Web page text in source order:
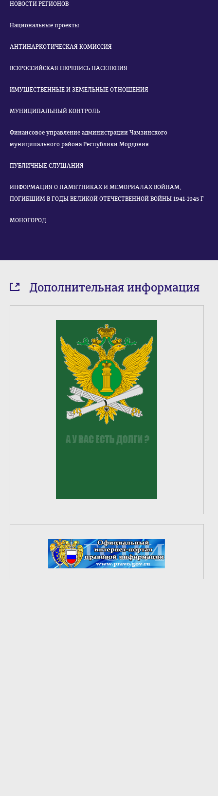
НОВОСТИ РЕГИОНОВ
Национальные проекты
АНТИНАРКОТИЧЕСКАЯ КОМИССИЯ
ВСЕРОССИЙСКАЯ ПЕРЕПИСЬ НАСЕЛЕНИЯ
ИМУЩЕСТВЕННЫЕ И ЗЕМЕЛЬНЫЕ ОТНОШЕНИЯ
МУНИЦИПАЛЬНЫЙ КОНТРОЛЬ
Финансовое управление администрации Чамзинского
муниципального района Республики Мордовия
ПУБЛИЧНЫЕ СЛУШАНИЯ
ИНФОРМАЦИЯ О ПАМЯТНИКАХ И МЕМОРИАЛАХ ВОЙНАМ,
ПОГИБШИМ В ГОДЫ ВЕЛИКОЙ ОТЕЧЕСТВЕННОЙ ВОЙНЫ 1941-1945 Г
МОНОГОРОД
Дополнительная информация